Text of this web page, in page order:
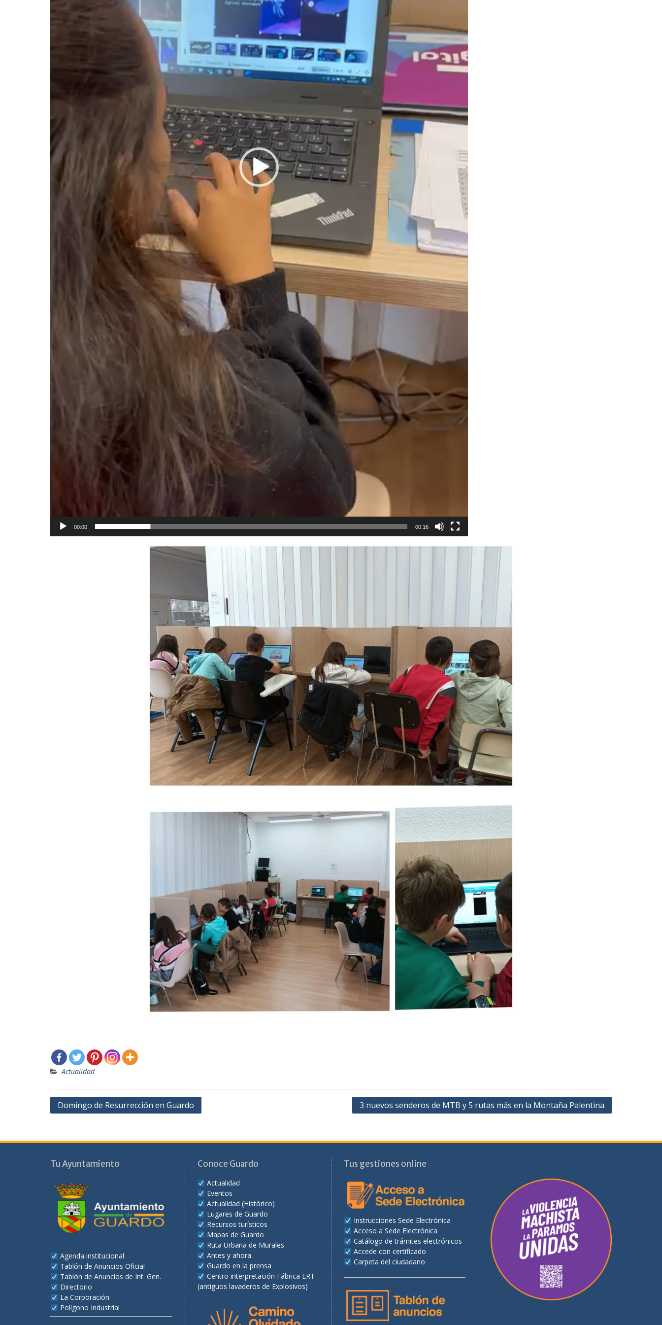
00:00 00:16
Actualidad
Navegación
Domingo de Resurrección en Guardo 3 nuevos senderos de MTB y 5 rutas más en la Montaña Palentina
Tu Ayuntamiento
Agenda institucional
Tablón de Anuncios Oficial
Tablón de Anuncios de Int. Gen.
Directorio
La Corporación
Polígono Industrial
Conoce Guardo
Actualidad
Eventos
Actualidad (Histórico)
Lugares de Guardo
Recursos turísticos
Mapas de Guardo
Ruta Urbana de Murales
Antes y ahora
Guardo en la prensa
Centro interpretación Fábrica ERT
(antiguos lavaderos de Explosivos)
Tus gestiones online
Instrucciones Sede Electrónica
Acceso a Sede Electrónica
Catálogo de trámites electrónicos
Accede con certificado
Carpeta del ciudadano